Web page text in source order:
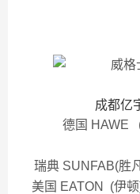
成都亿
德国 HAWE
瑞典 SUNFAB(胜
美国 EATON (伊